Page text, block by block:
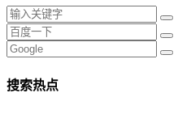
搜索热点